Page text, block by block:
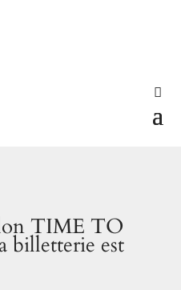
TIME TO
billetterie est